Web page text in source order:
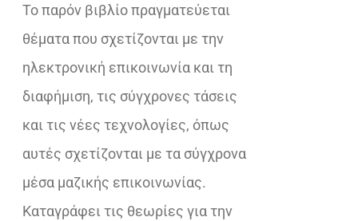
€19,08.
Το παρόν βιβλίο πραγματεύεται
θέματα που σχετίζονται με την
ηλεκτρονική επικοινωνία και τη
διαφήμιση, τις σύγχρονες τάσεις
και τις νέες τεχνολογίες, όπως
αυτές σχετίζονται με τα σύγχρονα
μέσα μαζικής επικοινωνίας.
Καταγράφει τις θεωρίες για την